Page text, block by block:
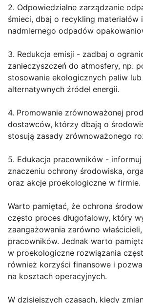
2. Odpowiedzialne zarządzanie
śmieci, dbaj o recykling materiałów
nadmiernego odpadów
3. Redukcja emisji - zadbaj o
zanieczyszczeń do atmosfery, np.
stosowanie ekologicznych paliw
alternatywnych źródeł energii.
4. Promowanie zrównoważonej
dostawców, którzy dbają o
stosują zasady zrównoważonego
5. Edukacja pracowników -
znaczeniu ochrony środowiska,
oraz akcje proekologiczne w firmie.
Warto pamiętać, że ochrona
często proces długofalowy, który
zaangażowania zarówno
pracowników. Jednak warto
w proekologiczne rozwiązania
również korzyści finansowe i
na kosztach operacyjnych.
W dzisiejszych czasach, kiedy